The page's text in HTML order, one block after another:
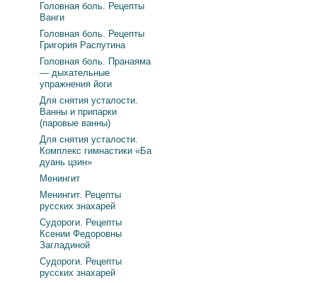
Головная боль. Рецепты
Ванги
Головная боль. Рецепты
Григория Распутина
Головная боль. Пранаяма
— дыхательные
упражнения йоги
Для снятия усталости.
Ванны и припарки
(паровые ванны)
Для снятия усталости.
Комплекс гимнастики «Ба
дуань цзин»
Менингит
Менингит. Рецепты
русских знахарей
Судороги. Рецепты
Ксении Федоровны
Загладиной
Судороги. Рецепты
русских знахарей